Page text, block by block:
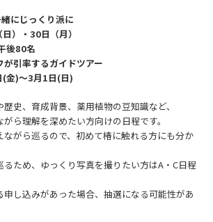
にじっくり派に
）・30日（月）
後80名
が引率するガイドツアー
(金)～3月1日(日)
史、育成背景、薬用植物の豆知識など、
ら理解を深めたい方向けの日程です。
ながら巡るので、初めて椿に触れる方にも分か
ため、ゆっくり写真を撮りたい方はA・C日程
し込みがあった場合、抽選になる可能性があ